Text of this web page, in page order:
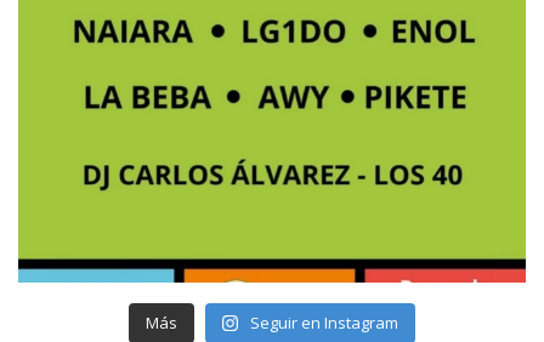
Más Seguir en Instagram